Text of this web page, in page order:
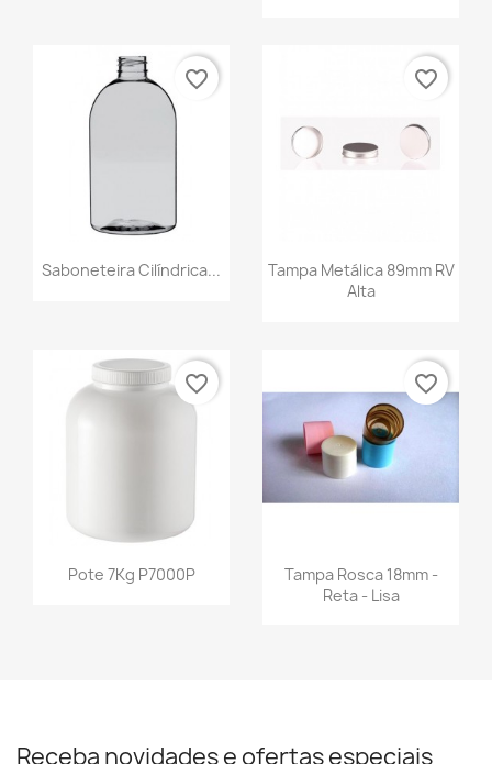
Saboneteira Cilíndrica...
favorite_border
Tampa Metálica 89mm RV
Alta
favorite_border
Pote 7Kg P7000P
favorite_border
Tampa Rosca 18mm -
Reta - Lisa
favorite_border
Receba novidades e ofertas especiais